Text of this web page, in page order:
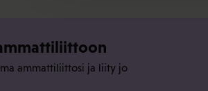
ammattiliittosi ja liity jo